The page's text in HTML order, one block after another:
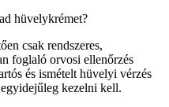
hüvelykrémet?
csak rendszeres,
foglaló orvosi ellenőrzés
és ismételt hüvelyi vérzés
kezelni kell.